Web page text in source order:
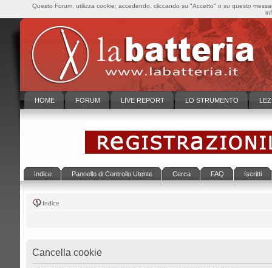
HOME FORUM LIVE REPORT LO STRUMENTO
Indice Pannello di Controllo Utente Cerca FAQ Iscritti
Indice
Cancella cookie
Questo Forum, utilizza cookie; accedendo, cliccando su "Accetto" o su questo